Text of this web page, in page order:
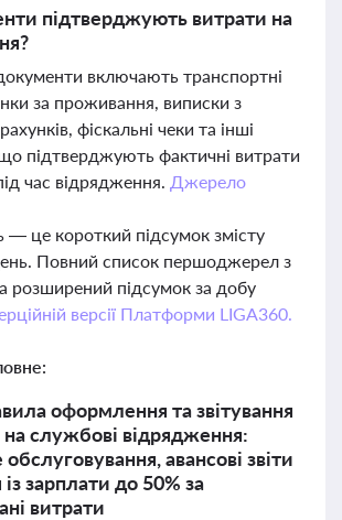
підтверджують витрати на
включають транспортні
за проживання, виписки з
фіскальні чеки та інші
підтверджують фактичні витрати
час відрядження. Джерело
— це короткий підсумок змісту
Повний список першоджерел з
розширений підсумок за добу
версії Платформи LIGA360.
оформлення та звітування
службові відрядження:
авансові звіти
зарплати до 50% за
витрати